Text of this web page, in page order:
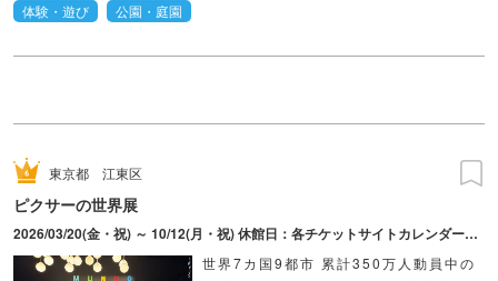
体験・遊び
公園・庭園
東京都 江東区
ピクサーの世界展
2026/03/20(金・祝) ～ 10/12(月・祝) 休館日：各チケットサイトカレンダーにてご確認ください。
世界7カ国9都市 累計350万人動員中の